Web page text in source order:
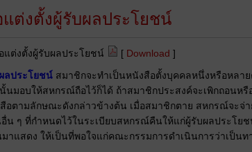
ต่งตั้งผู้รับผลประโยชน์
แต่งตั้งผู้รับผลประโยชน์ [ Download ]
ลประโยชน์ สมาชิกจะทำเป็นหนังสือตั้งบุคคลหนึ่งหรือหล
นมอบให้สหกรณ์ถือไว้ก็ได้ ถ้าสมาชิกประสงค์จะเพิกถอนห
อตามลักษณะดังกล่าวข้างต้น เมื่อสมาชิกตาย สหกรณ์จะจ่า
อื่น ๆ ที่กำหนดไว้ในระเบียบสหกรณ์คืนให้แก่ผู้รับผลประโย
าแสดง ให้เป็นที่พอใจแก่คณะกรรมการดำเนินการว่าเป็น